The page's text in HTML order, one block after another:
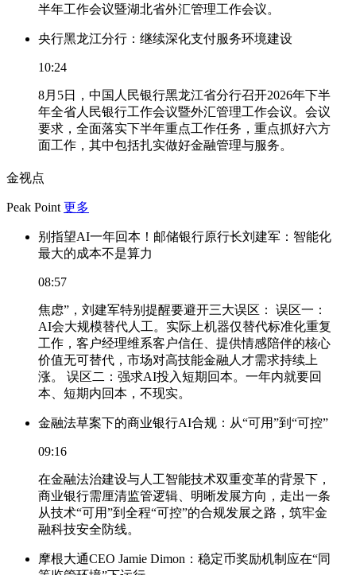
半年工作会议暨湖北省外汇管理工作会议。
央行黑龙江分行：继续深化支付服务环境建设
10:24
8月5日，中国人民银行黑龙江省分行召开2026年下半
年全省人民银行工作会议暨外汇管理工作会议。会议
要求，全面落实下半年重点工作任务，重点抓好六方
面工作，其中包括扎实做好金融管理与服务。
金视点
Peak Point 更多
别指望AI一年回本！邮储银行原行长刘建军：智能化
最大的成本不是算力
08:57
焦虑”，刘建军特别提醒要避开三大误区： 误区一：
AI会大规模替代人工。实际上机器仅替代标准化重复
工作，客户经理维系客户信任、提供情感陪伴的核心
价值无可替代，市场对高技能金融人才需求持续上
涨。 误区二：强求AI投入短期回本。一年内就要回
本、短期内回本，不现实。
金融法草案下的商业银行AI合规：从“可用”到“可控”
09:16
在金融法治建设与人工智能技术双重变革的背景下，
商业银行需厘清监管逻辑、明晰发展方向，走出一条
从技术“可用”到全程“可控”的合规发展之路，筑牢金
融科技安全防线。
摩根大通CEO Jamie Dimon：稳定币奖励机制应在“同